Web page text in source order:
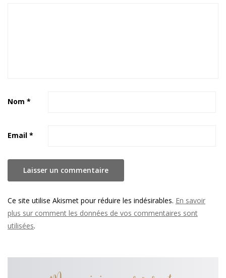
Nom *
Email *
Ce site utilise Akismet pour réduire les indésirables. En savoir
plus sur comment les données de vos commentaires sont
utilisées.